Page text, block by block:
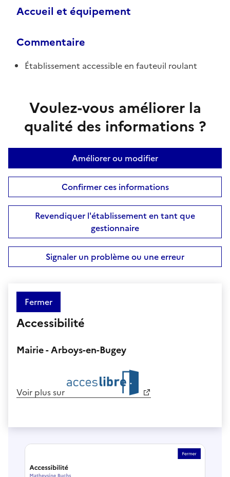
Accueil et équipement
Commentaire
Établissement accessible en fauteuil roulant
Voulez-vous améliorer la
qualité des informations ?
Améliorer ou modifier
Confirmer ces informations
Revendiquer l'établissement en tant que
gestionnaire
Signaler un problème ou une erreur
Fermer
Accessibilité
Mairie - Arboys-en-Bugey
Voir plus sur